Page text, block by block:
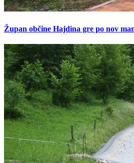
Župan občine Hajdina gre po nov